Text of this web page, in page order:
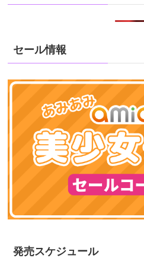
セール情報
発売スケジュール